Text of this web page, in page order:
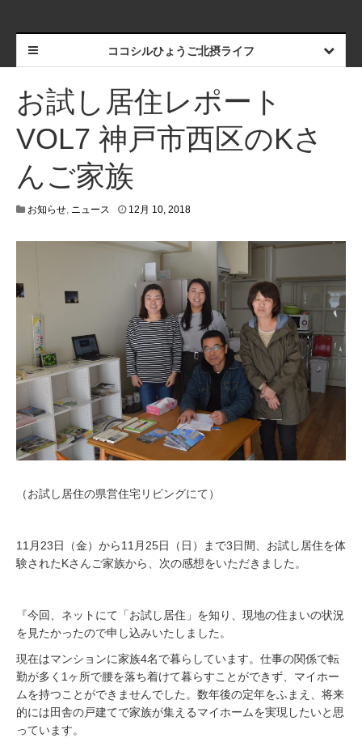
ココシルひょうご北摂ライフ
お試し居住レポート
VOL7 神戸市西区のKさ
んご家族
お知らせ, ニュース 12月 10, 20184
0
2
0
2
1
（お試し居住の県営住宅リビングにて）
11月23日（金）から11月25日（日）まで3日間、お試し居住を体
験されたKさんご家族から、次の感想をいただきました。
『今回、ネットにて「お試し居住」を知り、現地の住まいの状況
を見たかったので申し込みいたしました。
現在はマンションに家族4名で暮らしています。仕事の関係で転
勤が多く1ヶ所で腰を落ち着けて暮らすことができず、マイホー
ムを持つことができませんでした。数年後の定年をふまえ、将来
的には田舎の戸建てで家族が集えるマイホームを実現したいと思
っています。